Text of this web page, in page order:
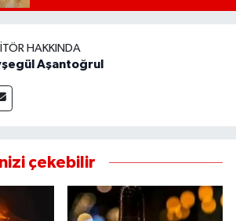
HAKKINDA
Aşantoğrul
çekebilir